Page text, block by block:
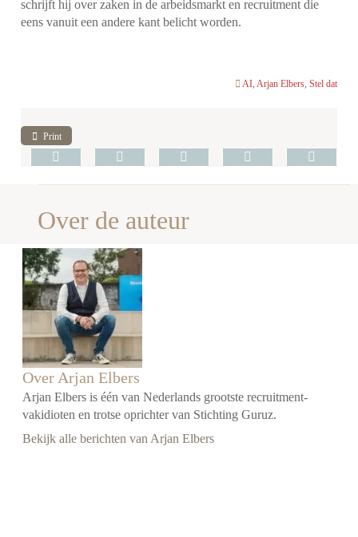
schrijft hij over zaken in de arbeidsmarkt en recruitment die
eens vanuit een andere kant belicht worden.
AI, Arjan Elbers, Stel dat
Print
Over de auteur
Over Arjan Elbers
Arjan Elbers is één van Nederlands grootste recruitment-
vakidioten en trotse oprichter van Stichting Guruz.
Bekijk alle berichten van Arjan Elbers